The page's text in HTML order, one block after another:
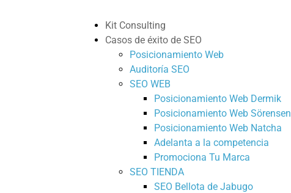
Kit Consulting
Casos de éxito de SEO
Posicionamiento Web
Auditoría SEO
SEO WEB
Posicionamiento Web Dermik
Posicionamiento Web Sörensen
Posicionamiento Web Natcha
Adelanta a la competencia
Promociona Tu Marca
SEO TIENDA
SEO Bellota de Jabugo